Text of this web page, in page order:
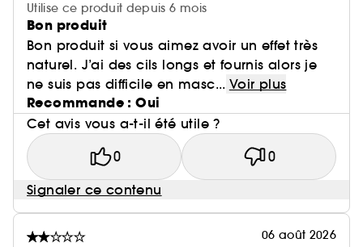
Utilise ce produit depuis 6 mois
Bon produit
Bon produit si vous aimez avoir un effet très
naturel. J’ai des cils longs et fournis alors je
ne suis pas difficile en masc... Voir plus
Recommande : Oui
Cet avis vous a-t-il été utile ?
0 0
Signaler ce contenu
06 août 2026